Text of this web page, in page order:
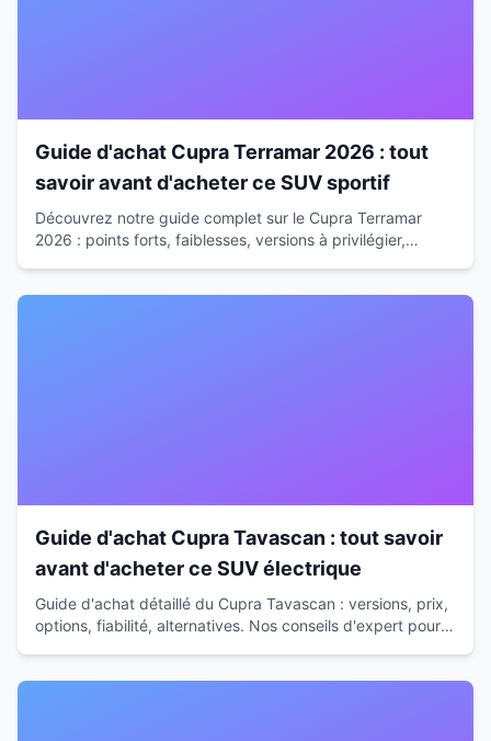
Guide d'achat Cupra Terramar 2026 : tout
savoir avant d'acheter ce SUV sportif
Découvrez notre guide complet sur le Cupra Terramar
2026 : points forts, faiblesses, versions à privilégier,
Guide d'achat Cupra Tavascan : tout savoir
avant d'acheter ce SUV électrique
Guide d'achat détaillé du Cupra Tavascan : versions, prix,
options, fiabilité, alternatives. Nos conseils d'expert pour